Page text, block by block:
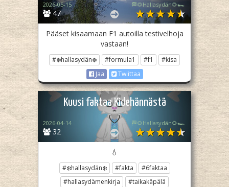
47
2026-05-15 🏁🌻Hallasydän🌻🏎️
Pääset kisaamaan F1 autoilla testivelhoja
vastaan!
#❄️hallasydän❄️ #formula1 #f1
#kisa
Jaa
Twiittaa
Kuusi faktaa Kidehännästä
32
2026-04-14 🏁🌻Hallasydän🌻🏎️
💧
#❄️hallasydän❄️ #fakta
#6faktaa
#hallasydämenkirja
#taikakäpälä